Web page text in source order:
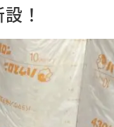
！